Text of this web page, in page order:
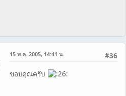
#36
15 พ.ค. 2005, 14:41 น.
ขอบคุณครับ